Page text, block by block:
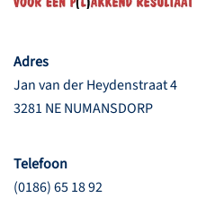
Adres
Jan van der Heydenstraat 4
3281 NE NUMANSDORP
Telefoon
(0186) 65 18 92